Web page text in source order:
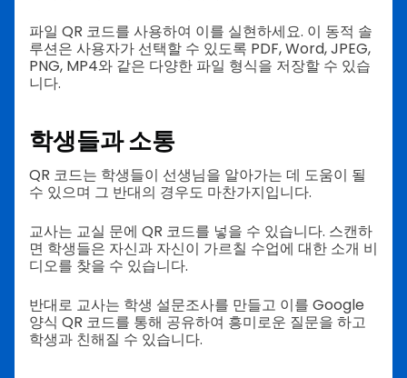
파일 QR 코드를 사용하여 이를 실현하세요. 이 동적 솔
루션은 사용자가 선택할 수 있도록 PDF, Word, JPEG,
PNG, MP4와 같은 다양한 파일 형식을 저장할 수 있습
니다.
학생들과 소통
QR 코드는 학생들이 선생님을 알아가는 데 도움이 될
수 있으며 그 반대의 경우도 마찬가지입니다.
교사는 교실 문에 QR 코드를 넣을 수 있습니다. 스캔하
면 학생들은 자신과 자신이 가르칠 수업에 대한 소개 비
디오를 찾을 수 있습니다.
반대로 교사는 학생 설문조사를 만들고 이를 Google
양식 QR 코드를 통해 공유하여 흥미로운 질문을 하고
학생과 친해질 수 있습니다.